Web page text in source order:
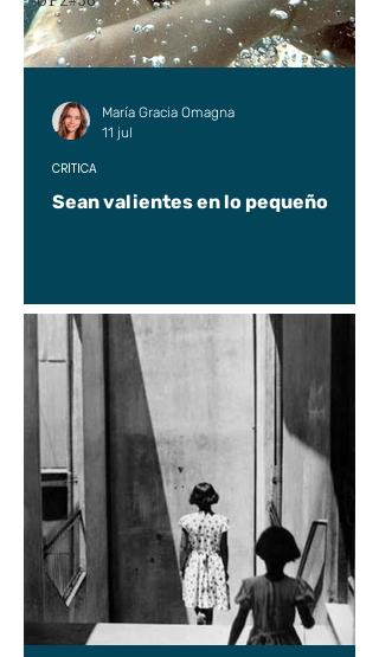
Sean valientes en lo pequeño
CRÍTICA
María Gracia Omagna
11 jul